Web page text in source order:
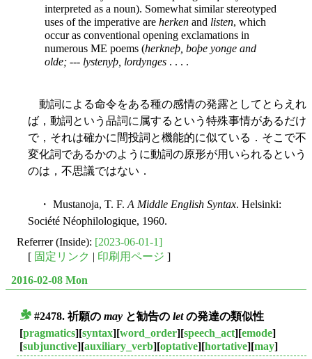
interpreted as a noun). Somewhat similar stereotyped
uses of the imperative are herken and listen, which
occur as conventional opening exclamations in
numerous ME poems (herkneþ, boþe yonge and
olde; --- lystenyþ, lordynges . . . .
動詞による命令をある種の感情の発露としてとらえれ
ば，動詞という品詞に属するという特殊事情があるだけ
で，それは確かに間投詞と機能的に似ている．そこで不
変化詞であるかのように動詞の原形が用いられるという
のは，不思議ではない．
・ Mustanoja, T. F. A Middle English Syntax. Helsinki:
Société Néophilologique, 1960.
Referrer (Inside): [2023-06-01-1]
[ 固定リンク | 印刷用ページ ]
2016-02-08 Mon
#2478. 祈願の may と勧告の letの発達の類似性
[pragmatics][syntax][word_order][speech_act][emode]
[subjunctive][auxiliary_verb][optative][hortative][may]